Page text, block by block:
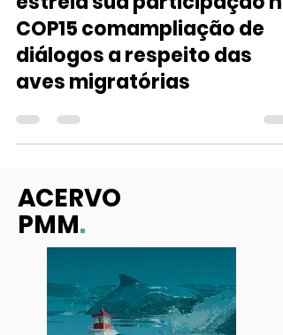
Projeto Aves Migratórias
estreia sua participação na
COP15 comampliação de
diálogos a respeito das
aves migratórias
ACERVO